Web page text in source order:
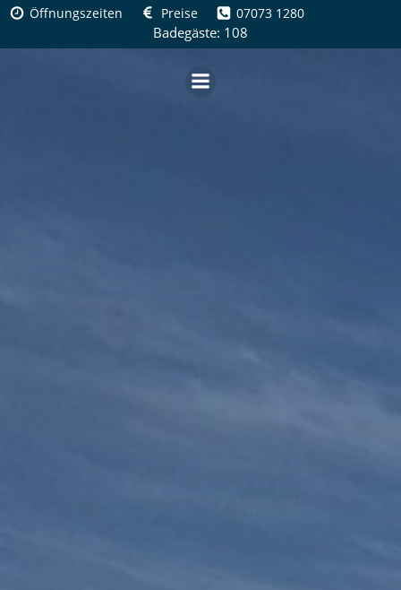
Zum
Inhalt
springen
Öffnungszeiten Preise 07073 1280
Badegäste: 108